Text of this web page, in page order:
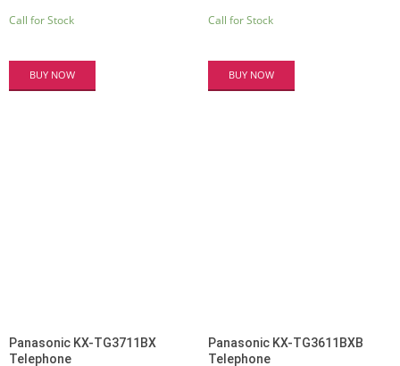
Call for Stock
BUY NOW
Call for Stock
BUY NOW
Panasonic KX-TG3711BX
Telephone
Panasonic KX-TG3611BXB
Telephone